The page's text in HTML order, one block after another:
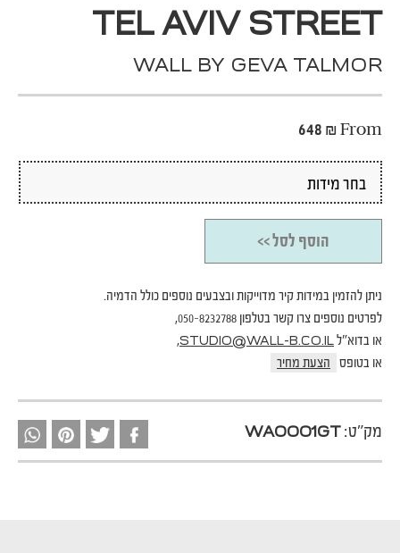
TEL AVIV STREET
WALL BY GEVA TALMOR
From
648 ₪
הוסף לסל >>
ניתן להזמין במידות קיר מדוייקות ובצבעים נוספים כולל הדמיה.
לפרטים נוספים צרו קשר בטלפון 050-8232788,
או בדוא"לSTUDIO@WALL-B.CO.IL
,
או בטופס
הצעת מחיר
מק"ט:WA0001GT